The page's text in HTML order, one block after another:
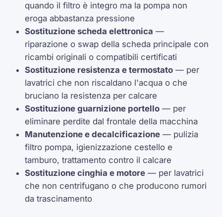
quando il filtro è integro ma la pompa non
eroga abbastanza pressione
Sostituzione scheda elettronica —
riparazione o swap della scheda principale con
ricambi originali o compatibili certificati
Sostituzione resistenza e termostato — per
lavatrici che non riscaldano l'acqua o che
bruciano la resistenza per calcare
Sostituzione guarnizione portello — per
eliminare perdite dal frontale della macchina
Manutenzione e decalcificazione — pulizia
filtro pompa, igienizzazione cestello e
tamburo, trattamento contro il calcare
Sostituzione cinghia e motore — per lavatrici
che non centrifugano o che producono rumori
da trascinamento